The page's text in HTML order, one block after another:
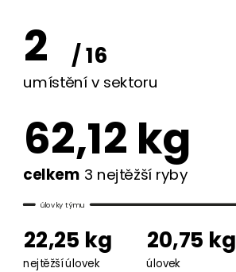
2 / 16
umístění v sektoru
62,12 kg
celkem 3 nejtěžší ryby
úlovky týmu
22,25 kg 20,75 kg
nejtěžší úlovek úlovek